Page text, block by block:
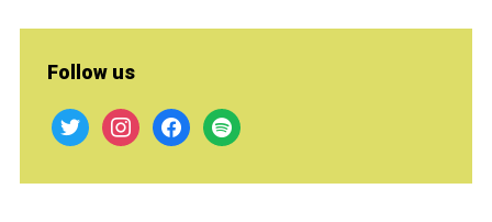
Follow us
twitter instagramfacebook
spotify